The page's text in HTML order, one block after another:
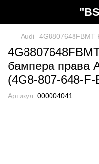
Audi 4G8807648FBMT
бампера права
(4G8-807-648-F-
Артикул: 000004041